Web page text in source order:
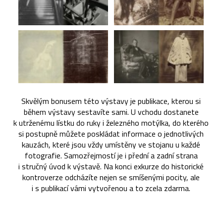
Skvělým bonusem této výstavy je publikace, kterou si
během výstavy sestavíte sami. U vchodu dostanete
k utrženému lístku do ruky i železného motýlka, do kterého
si postupně můžete poskládat informace o jednotlivých
kauzách, které jsou vždy umístěny ve stojanu u každé
fotografie. Samozřejmostí je i přední a zadní strana
i stručný úvod k výstavě. Na konci exkurze do historické
kontroverze odcházíte nejen se smíšenými pocity, ale
i s publikací vámi vytvořenou a to zcela zdarma.